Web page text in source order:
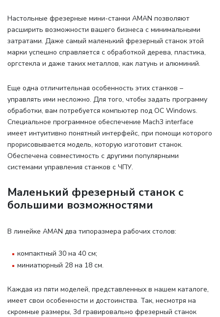
Настольные фрезерные мини-станки AMAN позволяют
расширить возможности вашего бизнеса с минимальными
затратами. Даже самый маленький фрезерный станок этой
марки успешно справляется с обработкой дерева, пластика,
оргстекла и даже таких металлов, как латунь и алюминий.
Еще одна отличительная особенность этих станков –
управлять ими несложно. Для того, чтобы задать программу
обработки, вам потребуется компьютер под ОС Windows.
Специальное программное обеспечение Mach3 interface
имеет интуитивно понятный интерфейс, при помощи которого
прорисовывается модель, которую изготовит станок.
Обеспечена совместимость с другими популярными
системами управления станков с ЧПУ.
Маленький фрезерный станок с
большими возможностями
В линейке AMAN два типоразмера рабочих столов:
компактный 30 на 40 см;
миниатюрный 28 на 18 см.
Каждая из пяти моделей, представленных в нашем каталоге,
имеет свои особенности и достоинства. Так, несмотря на
скромные размеры, 3d гравировально фрезерный станок